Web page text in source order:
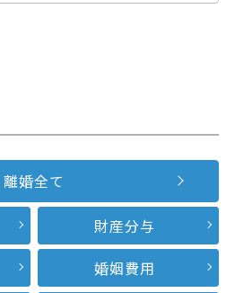
離婚全て
財産分与
婚姻費用